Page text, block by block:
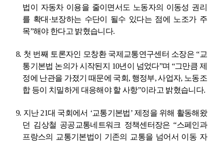
법이 자동차 이용을 줄이면서도 노동자의 이동성 권리
를 확대 ·보장하는 수단이 될수 있다는 점에 노조가 주
목”해야 한다고 밝혔습니다.
8. 첫 번째 토론자인 모창환 국제교통연구센터 소장은“교
통기본법 논의가 시작된지 10년이 넘었다”며 “그만큼 제
정에 난관을 가졌기 때문에 국회 , 행정부,사업자, 노동조
합 등이 치밀하게 대응해야 할 사항”이라고 밝혔습니다.
9. 지난 21대 국회에서 ‘교통기본법’제정을 위해 활동해왔
던 김상철 공공교통네트워크 정책센터장은“스페인과
프랑스의 교통기본법이 기존의 교통을 넘어서 이동 자